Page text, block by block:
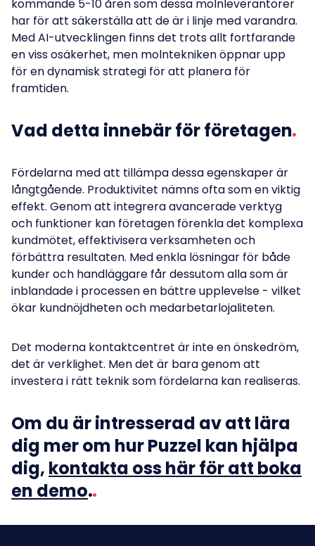
kommande 5-10 åren som dessa molnleverantörer
har för att säkerställa att de är i linje med varandra.
Med AI-utvecklingen finns det trots allt fortfarande
en viss osäkerhet, men molntekniken öppnar upp
för en dynamisk strategi för att planera för
framtiden.
Vad detta innebär för företagen
Fördelarna med att tillämpa dessa egenskaper är
långtgående. Produktivitet nämns ofta som en viktig
effekt. Genom att integrera avancerade verktyg
och funktioner kan företagen förenkla det komplexa
kundmötet, effektivisera verksamheten och
förbättra resultaten. Med enkla lösningar för både
kunder och handläggare får dessutom alla som är
inblandade i processen en bättre upplevelse - vilket
ökar kundnöjdheten och medarbetarlojaliteten.
Det moderna kontaktcentret är inte en önskedröm,
det är verklighet. Men det är bara genom att
investera i rätt teknik som fördelarna kan realiseras.
Om du är intresserad av att lära
dig mer om hur Puzzel kan hjälpa
dig, kontakta oss här för att boka
en demo.